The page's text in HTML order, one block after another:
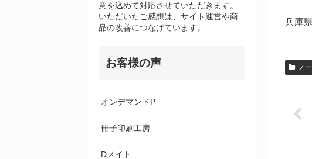
兵庫
ノ
意を込めて対応させていただきます。
いただいたご感想は、サイト運営や商
品の改善につなげています。
お客様の声
オンデマンドP
冊子印刷工房
Dメイト